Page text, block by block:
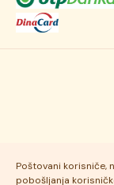
Poštovani korisniče,
pobošljanja